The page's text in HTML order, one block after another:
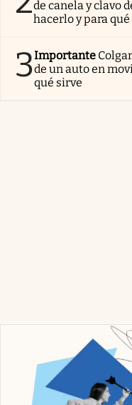
de canela y clavo
hacerlo y para
3Importante
de un auto en
qué sirve